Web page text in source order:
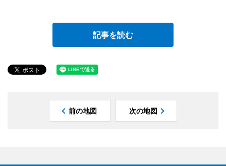
記事を読む
前の地図 次の地図